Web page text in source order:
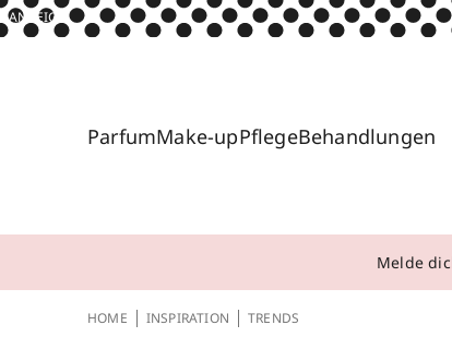
ANZEIGE
ParfumMake-upPflegeBehandlungen
Melde
HOME INSPIRATION TRENDS